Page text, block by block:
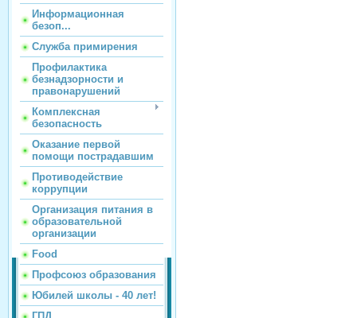
Информационная
безоп...
Служба примирения
Профилактика
безнадзорности и
правонарушений
Комплексная
безопасность
Оказание первой
помощи пострадавшим
Противодействие
коррупции
Организация питания в
образовательной
организации
Food
Профсоюз образования
Юбилей школы - 40 лет!